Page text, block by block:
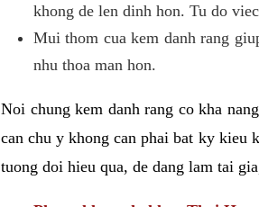
khong de len dinh hon. Tu do
Mui thom cua kem danh rang
nhu thoa man hon.
Noi chung kem danh rang co kha
can chu y khong can phai bat ky kieu
tuong doi hieu qua, de dang lam tai